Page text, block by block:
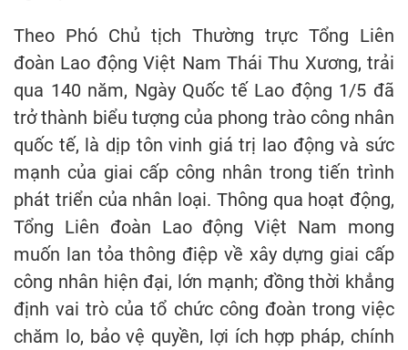
Theo Phó Chủ tịch Thường trực Tổng Liên
đoàn Lao động Việt Nam Thái Thu Xương, trải
qua 140 năm, Ngày Quốc tế Lao động 1/5 đã
trở thành biểu tượng của phong trào công nhân
quốc tế, là dịp tôn vinh giá trị lao động và sức
mạnh của giai cấp công nhân trong tiến trình
phát triển của nhân loại. Thông qua hoạt động,
Tổng Liên đoàn Lao động Việt Nam mong
muốn lan tỏa thông điệp về xây dựng giai cấp
công nhân hiện đại, lớn mạnh; đồng thời khẳng
định vai trò của tổ chức công đoàn trong việc
chăm lo, bảo vệ quyền, lợi ích hợp pháp, chính